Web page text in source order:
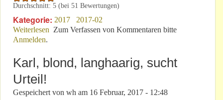
Durchschnitt: 5 (bei 51 Bewertungen)
Kategorie: 2017
2017-02
Weiterlesen über „Nicht angepasste Geschwindigkeit“!
Zum Verfassen von Kommentaren bitte
Anmelden.
Karl, blond, langhaarig, sucht
Urteil!
Gespeichert von wh am 16 Februar, 2017 - 12:48